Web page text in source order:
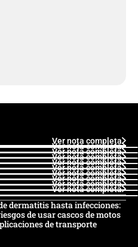
Ver nota completa
Ver nota completa
Ver nota completa
Ver nota completa
Ver nota completa
Ver nota completa
Ver nota completa
Ver nota completa
Ver nota completa
Ver nota completa
dermatitis hasta infecciones:
de usar cascos de motos
de transporte